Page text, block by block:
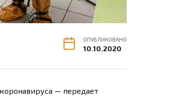
ОПУБЛИКОВАНО
10.10.2020
— передает